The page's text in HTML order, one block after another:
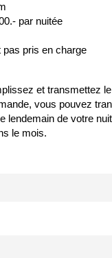
par nuitée
pas pris en charge
et transmettez
vous pouvez
lendemain de votre
le mois.